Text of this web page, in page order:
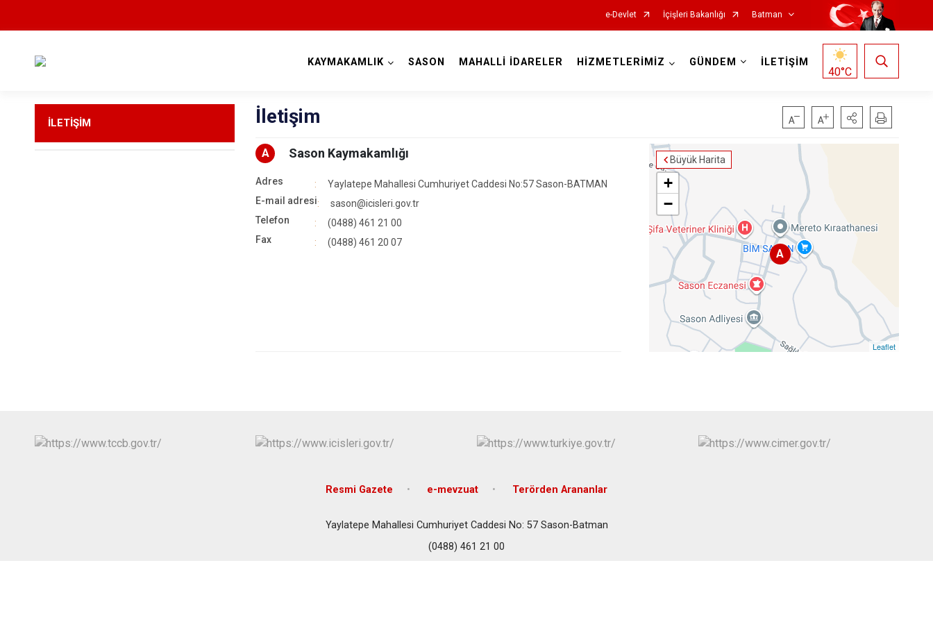
e-Devlet İçişleri Bakanlığı Batman
KAYMAKAMLIK SASON MAHALLİ İDARELER HİZMETLERİMİZ GÜNDEM İLETİŞİM
40°C
İLETİŞİM İletişim
Büyük Harita
A
+
−
Leaflet
A Sason Kaymakamlığı
Adres
Yaylatepe Mahallesi Cumhuriyet Caddesi No:57 Sason-BATMAN
E-mail adresi
sason@icisleri.gov.tr
Telefon
(0488) 461 21 00
Fax
(0488) 461 20 07
Resmi Gazete e-mevzuat Terörden Arananlar
Yaylatepe Mahallesi Cumhuriyet Caddesi No: 57 Sason-Batman
(0488) 461 21 00